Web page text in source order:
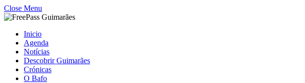
Close Menu
Inicio
Agenda
Notícias
Descobrir Guimarães
Crónicas
O Bafo